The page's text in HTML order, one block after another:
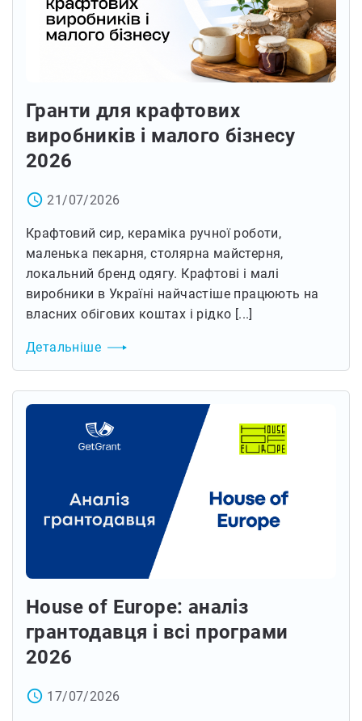
Гранти для крафтових
виробників і малого бізнесу
2026
access_time 21/07/2026
Крафтовий сир, кераміка ручної роботи,
маленька пекарня, столярна майстерня,
локальний бренд одягу. Крафтові і малі
виробники в Україні найчастіше працюють на
власних обігових коштах і рідко [...]
Детальніше
House of Europe: аналіз
грантодавця і всі програми
2026
access_time 17/07/2026